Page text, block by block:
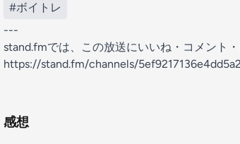
#ボイトレ
---
stand.fmでは、この放送にいいね・コメント
https://stand.fm/channels/
感想